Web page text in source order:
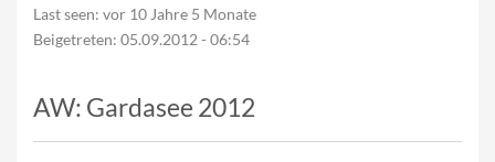
Last seen: vor 10 Jahre 5 Monate
Beigetreten: 05.09.2012 - 06:54
AW: Gardasee 2012